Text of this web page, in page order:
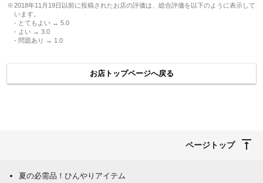
2018年11月19日以前に投稿されたお店の評価は、総合評価を以下のように表示して
います。
- とてもよい → 5.0
- よい → 3.0
- 問題あり → 1.0
お店トップページへ戻る
ページトップ
夏の必需品！ひんやりアイテム